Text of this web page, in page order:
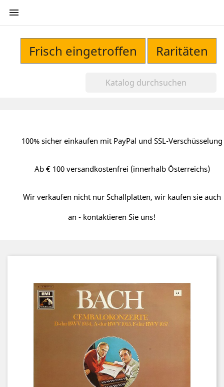

Frisch eingetroffen Raritäten
100% sicher einkaufen mit PayPal und SSL-Verschüsselung
Ab € 100 versandkostenfrei (innerhalb Österreichs)
Wir verkaufen nicht nur Schallplatten, wir kaufen sie auch
an - kontaktieren Sie uns!